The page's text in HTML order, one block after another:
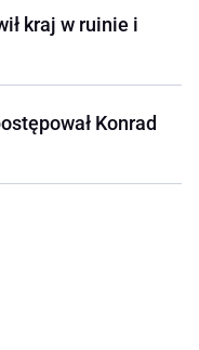
kraj w ruinie i
Konrad